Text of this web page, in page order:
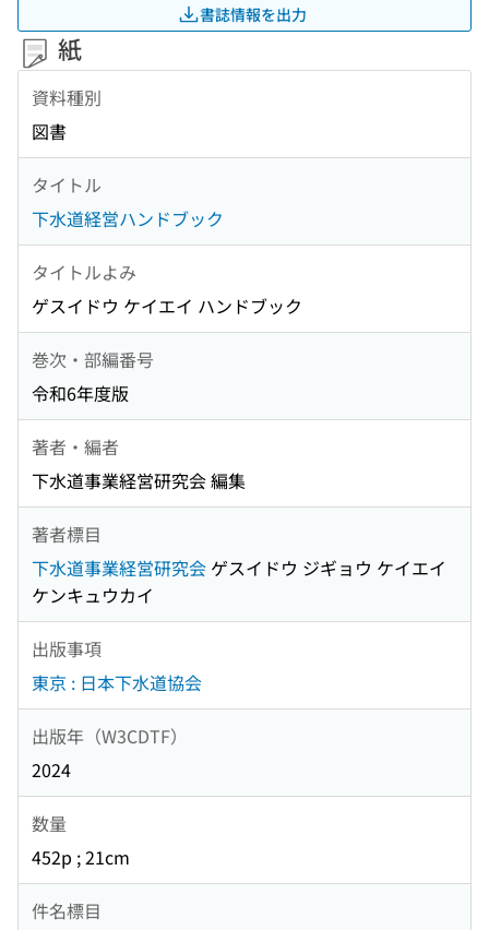
書誌情報を出力
紙
資料種別
図書
タイトル
下水道経営ハンドブック
タイトルよみ
ゲスイドウ ケイエイ ハンドブック
巻次・部編番号
令和6年度版
著者・編者
下水道事業経営研究会 編集
著者標目
下水道事業経営研究会 ゲスイドウ ジギョウ ケイエイ
ケンキュウカイ
出版事項
東京 : 日本下水道協会
出版年（W3CDTF）
2024
数量
452p ; 21cm
件名標目